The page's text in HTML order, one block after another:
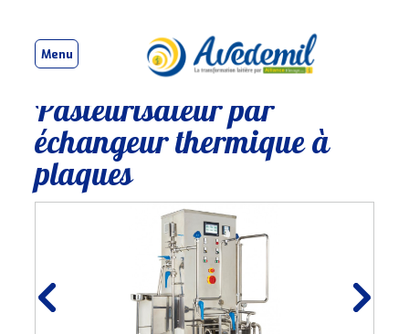
Menu
Pasteurisateur par
échangeur thermique à
plaques